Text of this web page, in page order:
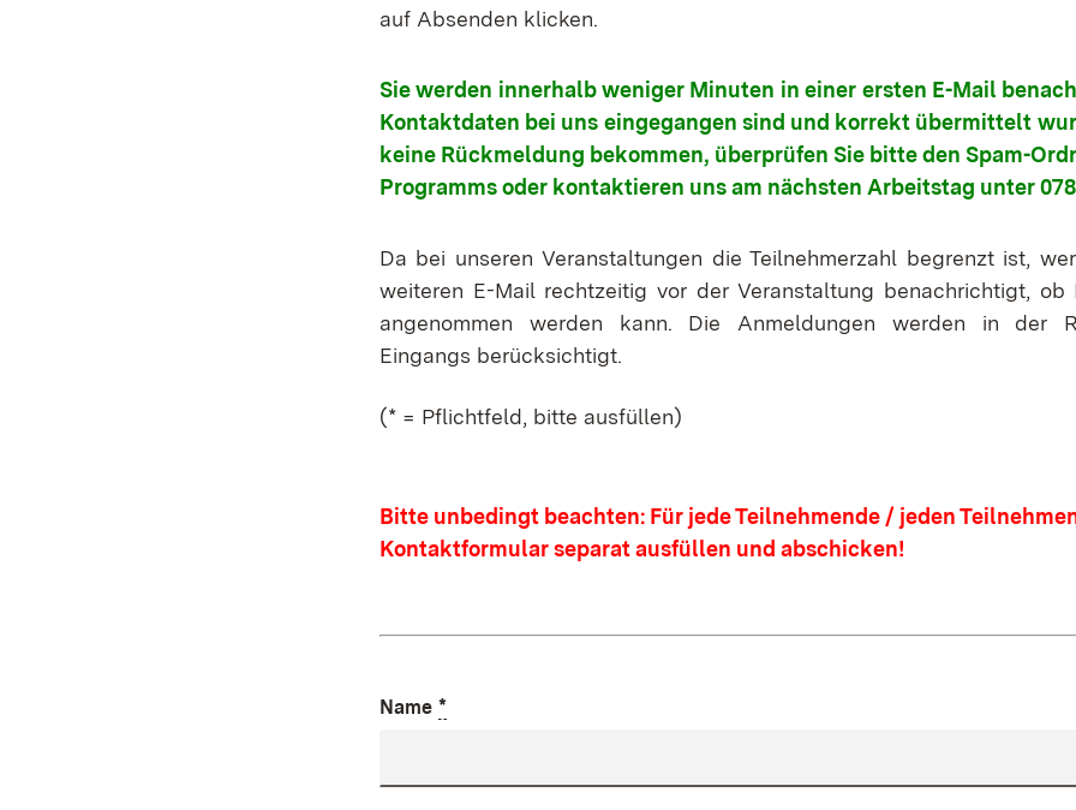
auf Absenden klicken.
Sie werden innerhalb weniger Minuten in einer ersten E-Mail
Kontaktdaten bei uns eingegangen sind und korrekt übermittelt
keine Rückmeldung bekommen, überprüfen Sie bitte den Spam-
Programms oder kontaktieren uns am nächsten Arbeitstag unter
Da bei unseren Veranstaltungen die Teilnehmerzahl begrenzt ist,
weiteren E-Mail rechtzeitig vor der Veranstaltung benachrichtigt, ob
angenommen werden kann. Die Anmeldungen werden in der
Eingangs berücksichtigt.
(* = Pflichtfeld, bitte ausfüllen)
Bitte unbedingt beachten: Für jede Teilnehmende / jeden
Kontaktformular separat ausfüllen und abschicken!
Name *